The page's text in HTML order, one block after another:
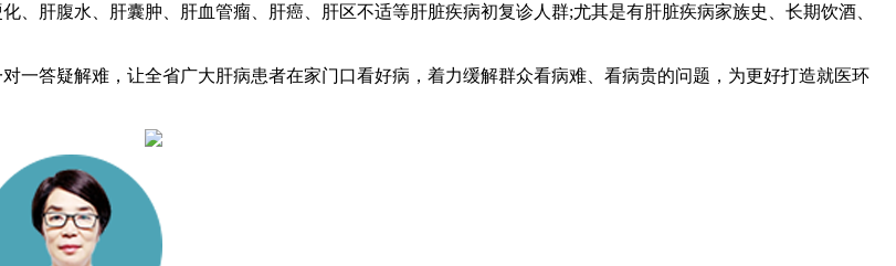
肝腹水、肝囊肿、肝血管瘤、肝癌、肝区不适等肝脏疾病初复诊人群;尤其是有肝脏疾病家族史、长期饮酒、
答疑解难，让全省广大肝病患者在家门口看好病，着力缓解群众看病难、看病贵的问题，为更好打造就医环